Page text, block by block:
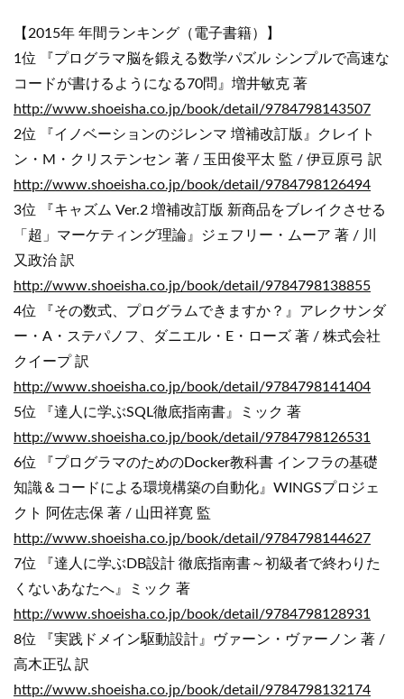
【2015年 年間ランキング（電子書籍）】
1位 『プログラマ脳を鍛える数学パズル シンプルで高速な
コードが書けるようになる70問』増井敏克 著
http://www.shoeisha.co.jp/book/detail/9784798143507
2位 『イノベーションのジレンマ 増補改訂版』クレイト
ン・M・クリステンセン 著 / 玉田俊平太 監 / 伊豆原弓 訳
http://www.shoeisha.co.jp/book/detail/9784798126494
3位 『キャズム Ver.2 増補改訂版 新商品をブレイクさせる
「超」マーケティング理論』ジェフリー・ムーア 著 / 川
又政治 訳
http://www.shoeisha.co.jp/book/detail/9784798138855
4位 『その数式、プログラムできますか？』アレクサンダ
ー・A・ステパノフ、ダニエル・E・ローズ 著 / 株式会社
クイープ 訳
http://www.shoeisha.co.jp/book/detail/9784798141404
5位 『達人に学ぶSQL徹底指南書』ミック 著
http://www.shoeisha.co.jp/book/detail/9784798126531
6位 『プログラマのためのDocker教科書 インフラの基礎
知識＆コードによる環境構築の自動化』WINGSプロジェ
クト 阿佐志保 著 / 山田祥寛 監
http://www.shoeisha.co.jp/book/detail/9784798144627
7位 『達人に学ぶDB設計 徹底指南書～初級者で終わりた
くないあなたへ』ミック 著
http://www.shoeisha.co.jp/book/detail/9784798128931
8位 『実践ドメイン駆動設計』ヴァーン・ヴァーノン 著 /
高木正弘 訳
http://www.shoeisha.co.jp/book/detail/9784798132174